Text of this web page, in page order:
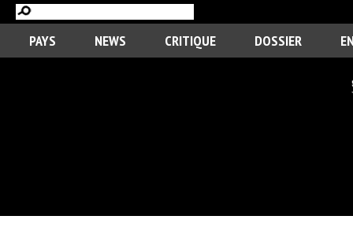
PAYS NEWS CRITIQUE DOSSIER